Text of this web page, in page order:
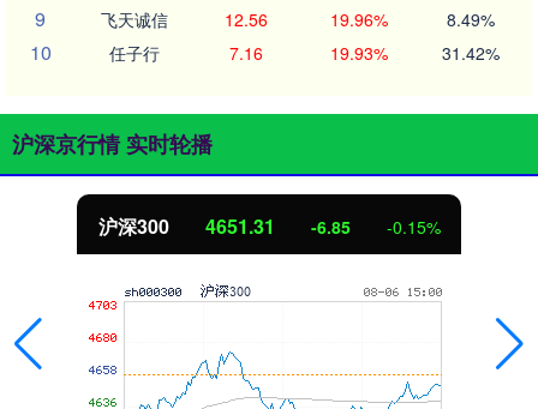
9 飞天诚信 12.56 19.96% 8.49%
10 任子行 7.16 19.93% 31.42%
沪深京行情 实时轮播
北证50 1122.88 3.42